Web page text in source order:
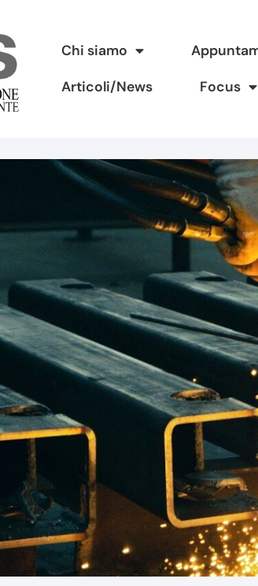
Chi siamo
Articoli/News Focus